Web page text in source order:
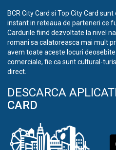
BCR City Card si Top City Card
instant in reteaua de parteneri ce
Cardurile fiind dezvoltate la nivel
romani sa calatoreasca mai mult
avem toate aceste locuri
comerciale, fie ca sunt cultural-
direct.
DESCARCA
CARD